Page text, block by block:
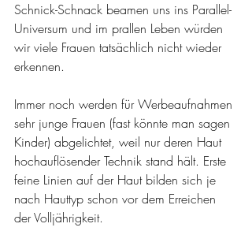
Schnick-Schnack beamen uns ins Parallel-
Universum und im prallen Leben würden
wir viele Frauen tatsächlich nicht wieder
erkennen.
Immer noch werden für Werbeaufnahmen
sehr junge Frauen (fast könnte man sagen
Kinder) abgelichtet, weil nur deren Haut
hochauflösender Technik stand hält. Erste
feine Linien auf der Haut bilden sich je
nach Hauttyp schon vor dem Erreichen
der Volljährigkeit.